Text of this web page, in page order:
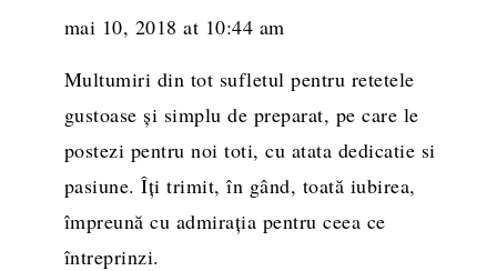
mai 10, 2018 at 10:44 am
Multumiri din tot sufletul pentru retetele
gustoase și simplu de preparat, pe care le
postezi pentru noi toti, cu atata dedicatie si
pasiune. Îți trimit, în gând, toată iubirea,
împreună cu admirația pentru ceea ce
întreprinzi.